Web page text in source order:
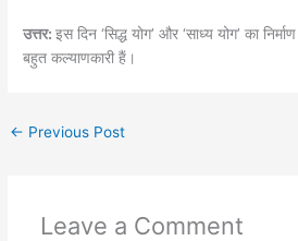
उत्तर:इस दिन ‘सिद्ध योग’ और ‘साध्य योग’ का
बहुत कल्याणकारी हैं।
← Previous Post
Leave a Comment